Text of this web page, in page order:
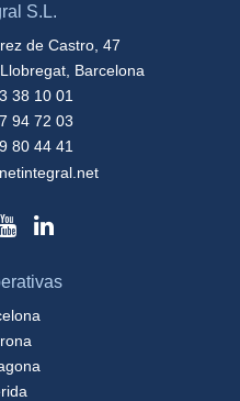
S.L.
de Castro, 47
Barcelona
38 10 01
94 72 03
80 44 41